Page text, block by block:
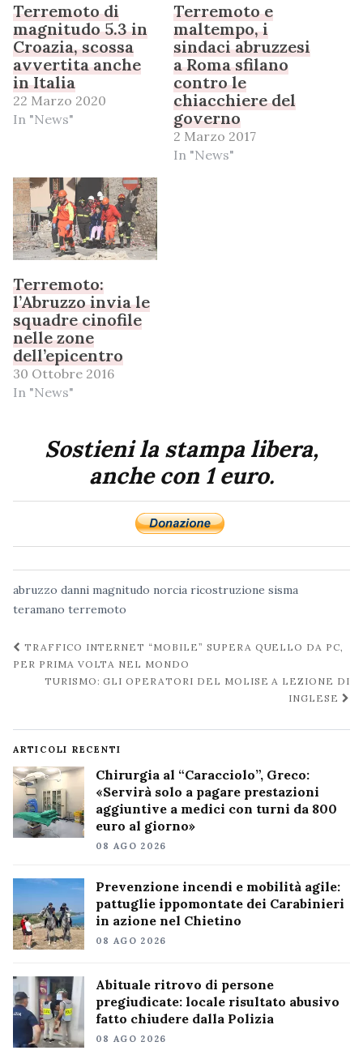
Terremoto di
magnitudo 5.3 in
Croazia, scossa
avvertita anche
in Italia
22 Marzo 2020
In "News"
Terremoto e
maltempo, i
sindaci abruzzesi
a Roma sfilano
contro le
chiacchiere del
governo
2 Marzo 2017
In "News"
Terremoto:
l’Abruzzo invia le
squadre cinofile
nelle zone
dell’epicentro
30 Ottobre 2016
In "News"
Sostieni la stampa libera,
anche con 1 euro.
abruzzo danni magnitudo norcia ricostruzione sisma
teramano terremoto
Navigazione
post
TRAFFICO INTERNET “MOBILE” SUPERA QUELLO DA PC,
PER PRIMA VOLTA NEL MONDO
TURISMO: GLI OPERATORI DEL MOLISE A LEZIONE DI
INGLESE
ARTICOLI RECENTI
Chirurgia al “Caracciolo”, Greco:
«Servirà solo a pagare prestazioni
aggiuntive a medici con turni da 800
euro al giorno»
08 AGO 2026
Prevenzione incendi e mobilità agile:
pattuglie ippomontate dei Carabinieri
in azione nel Chietino
08 AGO 2026
Abituale ritrovo di persone
pregiudicate: locale risultato abusivo
fatto chiudere dalla Polizia
08 AGO 2026